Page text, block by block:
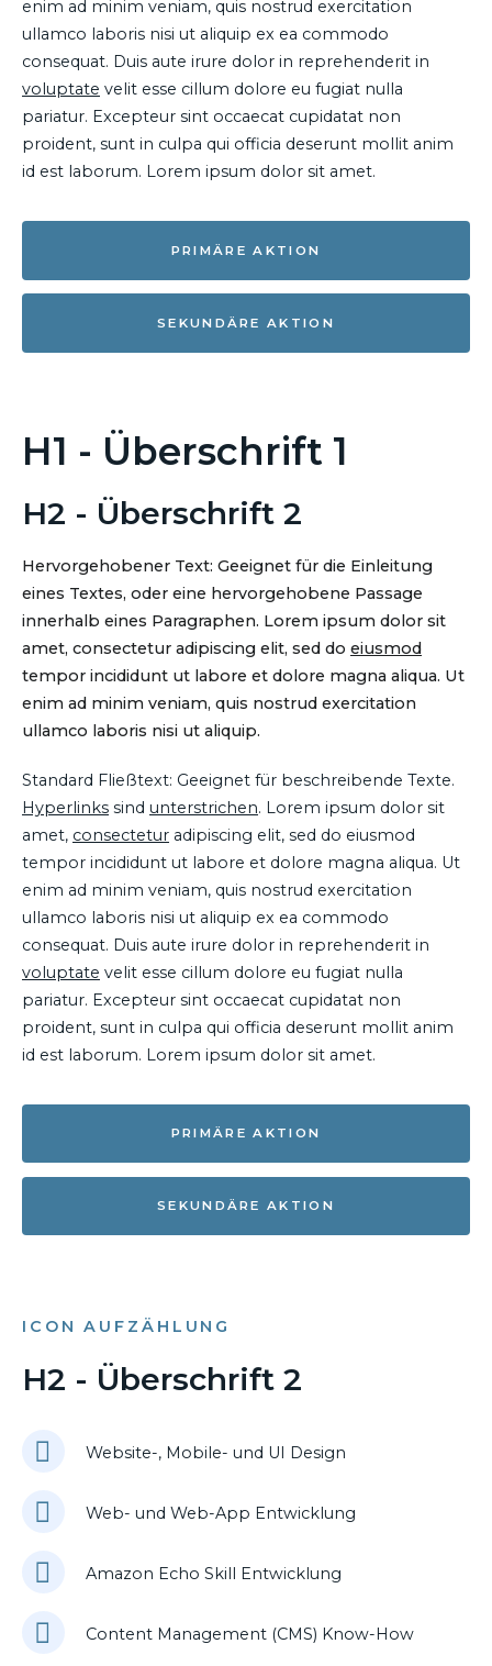
enim ad minim veniam, quis nostrud exercitation
ullamco laboris nisi ut aliquip ex ea commodo
consequat. Duis aute irure dolor in reprehenderit in
voluptate velit esse cillum dolore eu fugiat nulla
pariatur. Excepteur sint occaecat cupidatat non
proident, sunt in culpa qui officia deserunt mollit anim
id est laborum. Lorem ipsum dolor sit amet.
PRIMÄRE AKTION
SEKUNDÄRE AKTION
H1 - Überschrift 1
H2 - Überschrift 2
Hervorgehobener Text: Geeignet für die Einleitung
eines Textes, oder eine hervorgehobene Passage
innerhalb eines Paragraphen. Lorem ipsum dolor sit
amet, consectetur adipiscing elit, sed do eiusmod
tempor incididunt ut labore et dolore magna aliqua. Ut
enim ad minim veniam, quis nostrud exercitation
ullamco laboris nisi ut aliquip.
Standard Fließtext: Geeignet für beschreibende Texte.
Hyperlinks sind unterstrichen. Lorem ipsum dolor sit
amet, consectetur adipiscing elit, sed do eiusmod
tempor incididunt ut labore et dolore magna aliqua. Ut
enim ad minim veniam, quis nostrud exercitation
ullamco laboris nisi ut aliquip ex ea commodo
consequat. Duis aute irure dolor in reprehenderit in
voluptate velit esse cillum dolore eu fugiat nulla
pariatur. Excepteur sint occaecat cupidatat non
proident, sunt in culpa qui officia deserunt mollit anim
id est laborum. Lorem ipsum dolor sit amet.
PRIMÄRE AKTION
SEKUNDÄRE AKTION
ICON AUFZÄHLUNG
H2 - Überschrift 2
Website-, Mobile- und UI Design
Web- und Web-App Entwicklung
Amazon Echo Skill Entwicklung
Content Management (CMS) Know-How